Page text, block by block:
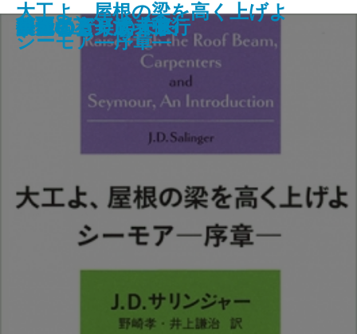
アラスカ物語
漂流
官僚たちの夏
新釈遠野物語
笑うな
シェリー詩集
もの思う葦
人情裏長屋
闇の狩人〔上〕
闇の狩人〔下〕
大工よ、屋根の梁を高く上げよ
シーモア―序章―
ボクの音楽武者修行
復活〔上〕
復活〔下〕
路傍の石
共犯者
ひとにぎりの未来
華麗なる一族〔上〕
華麗なる一族〔中〕
華麗なる一族〔下〕